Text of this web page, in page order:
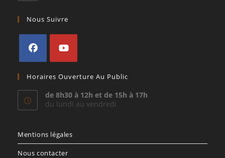
Nous Suivre
dans
un
nouvel
dans
un
nouvel
Horaires Ouverture Au Public
de 8h30 à 12h et de 15h à 17h
du lundi au vendredi
Mentions légales
Nous contacter